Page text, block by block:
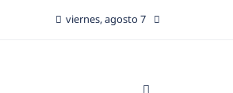
viernes, agosto 7